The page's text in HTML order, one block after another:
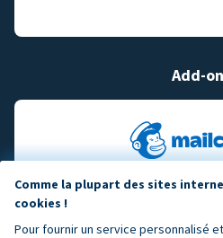
Add-
Comme la plupart des sites
cookies !
Pour fournir un service personnalisé